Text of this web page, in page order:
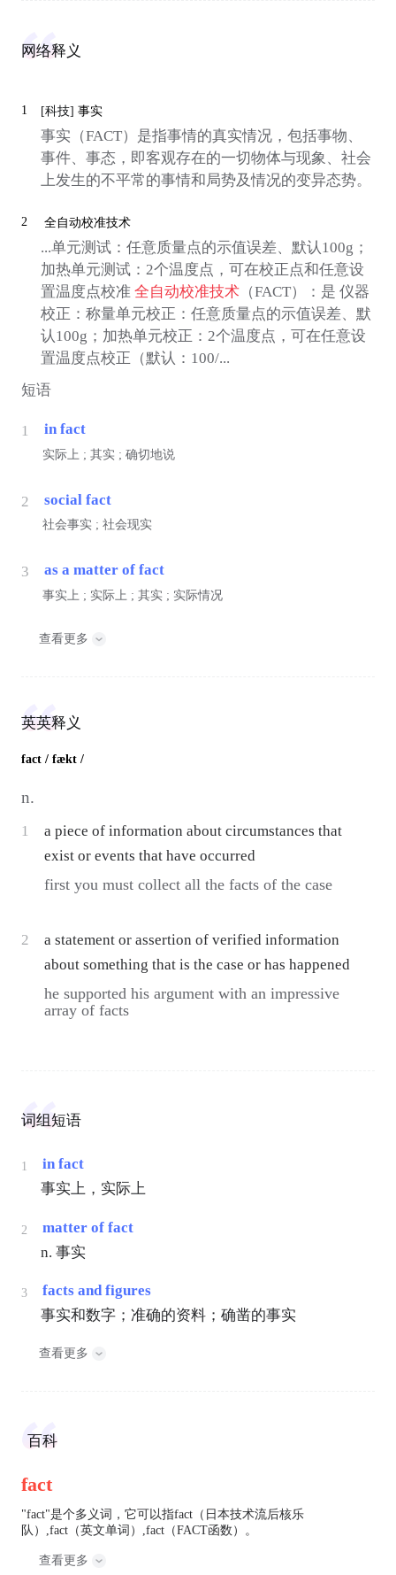
网络释义
1 [科技] 事实
事实（FACT）是指事情的真实情况，包括事物、
事件、事态，即客观存在的一切物体与现象、社会
上发生的不平常的事情和局势及情况的变异态势。
2 全自动校准技术
...单元测试：任意质量点的示值误差、默认100g；
加热单元测试：2个温度点，可在校正点和任意设
置温度点校准 全自动校准技术（FACT）：是 仪器
校正：称量单元校正：任意质量点的示值误差、默
认100g；加热单元校正：2个温度点，可在任意设
置温度点校正（默认：100/...
短语
1 in fact
实际上 ; 其实 ; 确切地说
2 social fact
社会事实 ; 社会现实
3 as a matter of fact
事实上 ; 实际上 ; 其实 ; 实际情况
查看更多
英英释义
fact / fækt /
n.
1
a piece of information about circumstances that
exist or events that have occurred
first you must collect all the facts of the case
2
a statement or assertion of verified information
about something that is the case or has happened
he supported his argument with an impressive
array of facts
词组短语
1
in fact
事实上，实际上
2
matter of fact
n. 事实
3
facts and figures
事实和数字；准确的资料；确凿的事实
查看更多
百科
fact
"fact"是个多义词，它可以指fact（日本技术流后核乐
队）,fact（英文单词）,fact（FACT函数）。
查看更多